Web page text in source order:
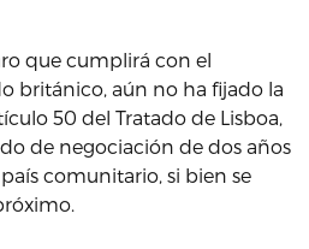
que cumplirá con el
británico, aún no ha fijado la
50 del Tratado de Lisboa,
de negociación de dos años
comunitario, si bien se